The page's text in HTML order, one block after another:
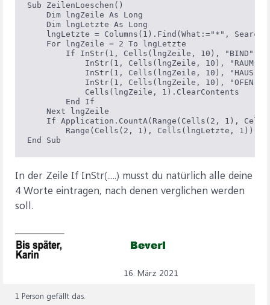
Sub ZeilenLoeschen()
    Dim lngZeile As Long
    Dim lngLetzte As Long
lngLetzte = Columns(1).Find(What:="*",
    For lngZeile = 2 To lngLetzte
If InStr(1, Cells(lngZeile, 10), "BIND",
InStr(1, Cells(lngZeile, 10), "RAUM",
InStr(1, Cells(lngZeile, 10), "HAUS",
InStr(1, Cells(lngZeile, 10), "OFEN",
            Cells(lngZeile, 1).ClearContents
        End If
    Next lngZeile
If Application.CountA(Range(Cells(2, 1),
Range(Cells(2, 1), Cells(lngLetzte,
In der Zeile If InStr(.....) musst du natürlich alle deine
4 Worte eintragen, nach denen verglichen werden
soll.
16. März 2021
1 Person gefällt das.